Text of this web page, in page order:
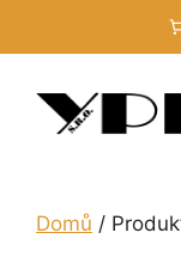
Domů /